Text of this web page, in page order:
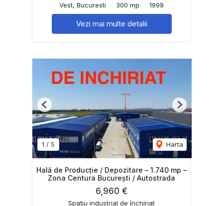
Vest, Bucuresti
300 mp 1999
Vezi mai multe detalii
1 / 5 Harta
Previous Next
Hală de Producție / Depozitare – 1.740 mp –
Zona Centura București / Autostrada
6,960 €
Spațiu industrial de închiriat